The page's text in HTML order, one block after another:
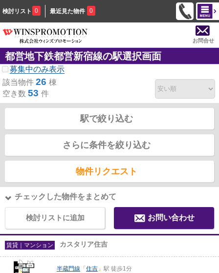
検討リスト 0 最近見た物件 0
お問合せ
都営地下鉄都営新宿線の駅選択画面
募集中のみ表示
該当物件 26 棟
空き数 53 件
駅で絞り込む
さらに条件を絞り込む
物件リクエスト
チェックした物件をまとめて
検討リストに追加 お問い合わせ
賃貸｜マンション カスタリア住吉
半蔵門線 「 住吉 」駅 徒歩1分